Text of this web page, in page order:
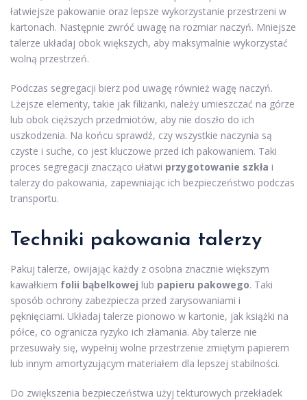
łatwiejsze pakowanie oraz lepsze wykorzystanie przestrzeni w
kartonach. Następnie zwróć uwagę na rozmiar naczyń. Mniejsze
talerze układaj obok większych, aby maksymalnie wykorzystać
wolną przestrzeń.
Podczas segregacji bierz pod uwagę również wagę naczyń.
Lżejsze elementy, takie jak filiżanki, należy umieszczać na górze
lub obok cięższych przedmiotów, aby nie doszło do ich
uszkodzenia. Na końcu sprawdź, czy wszystkie naczynia są
czyste i suche, co jest kluczowe przed ich pakowaniem. Taki
proces segregacji znacząco ułatwi przygotowanie szkła i
talerzy do pakowania, zapewniając ich bezpieczeństwo podczas
transportu.
Techniki pakowania talerzy
Pakuj talerze, owijając każdy z osobna znacznie większym
kawałkiem folii bąbelkowej lub papieru pakowego. Taki
sposób ochrony zabezpiecza przed zarysowaniami i
pęknięciami. Układaj talerze pionowo w kartonie, jak książki na
półce, co ogranicza ryzyko ich złamania. Aby talerze nie
przesuwały się, wypełnij wolne przestrzenie zmiętym papierem
lub innym amortyzującym materiałem dla lepszej stabilności.
Do zwiększenia bezpieczeństwa użyj tekturowych przekładek